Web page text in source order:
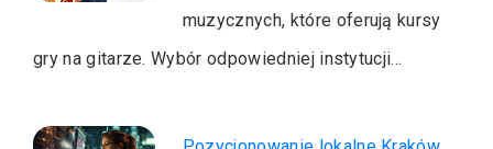
muzycznych, które oferują kursy
gry na gitarze. Wybór odpowiedniej instytucji…